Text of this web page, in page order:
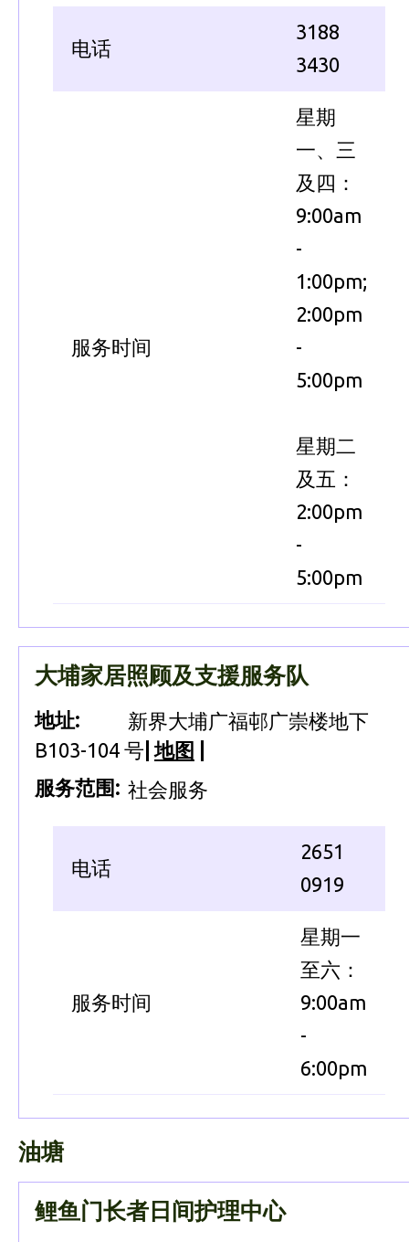
电话
3188
3430
服务时间
星期
一、三
及四：
9:00am
-
1:00pm;
2:00pm
-
5:00pm
星期二
及五：
2:00pm
-
5:00pm
大埔家居照顾及支援服务队
地址:
新界大埔广福邨广崇楼地下
B103-104 号 地图
服务范围: 社会服务
电话
2651
0919
服务时间
星期一
至六：
9:00am
-
6:00pm
油塘
鲤鱼门长者日间护理中心